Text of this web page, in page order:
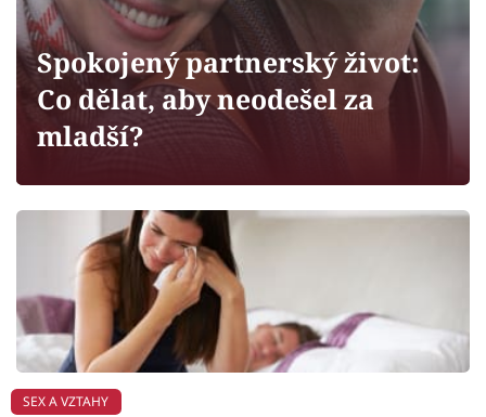
Sledujte prima+
Filmový festival Karlovy Vary
Mámy sobě
Přihlášení
Sledujte nás
Spokojený partnerský život:
Co dělat, aby neodešel za
mladší?
SEX A VZTAHY